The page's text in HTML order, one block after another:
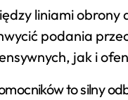
liniami obrony
podania
jak i
to silny